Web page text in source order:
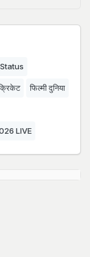
फिल्मी दुनिया
LIVE